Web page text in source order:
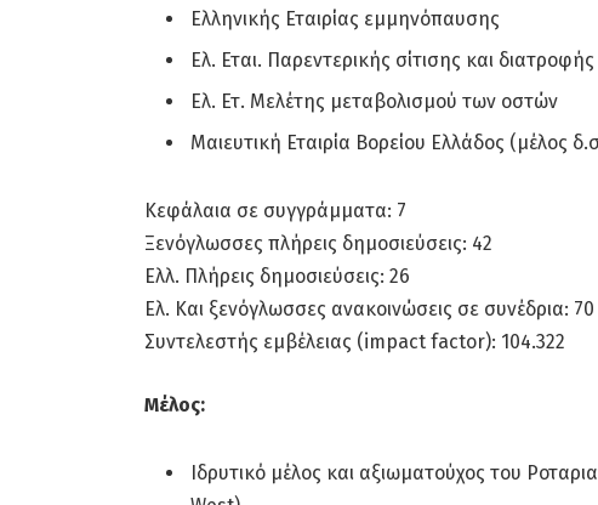
Ελληνικής Εταιρίας εμμηνόπαυσης
Ελ. Εται. Παρεντερικής σίτισης και διατροφής
Ελ. Ετ. Μελέτης μεταβολισμού των οστών
Μαιευτική Εταιρία Βορείου Ελλάδος (μέλος
Κεφάλαια σε συγγράμματα: 7
Ξενόγλωσσες πλήρεις δημοσιεύσεις: 42
Ελλ. Πλήρεις δημοσιεύσεις: 26
Ελ. Και ξενόγλωσσες ανακοινώσεις σε συνέδρια: 70
Συντελεστής εμβέλειας (impact factor): 104.322
Μέλος:
Ιδρυτικό μέλος και αξιωματούχος του